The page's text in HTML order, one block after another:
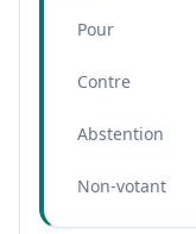
Pour
Contre
Abstention
Non-votant